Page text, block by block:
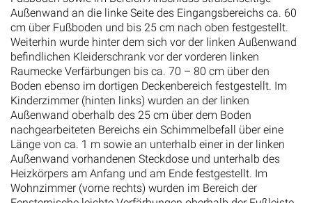
Außenwand an die linke Seite des Eingangsbereichs ca. 60
cm über Fußboden und bis 25 cm nach oben festgestellt.
Weiterhin wurde hinter dem sich vor der linken Außenwand
befindlichen Kleiderschrank vor der vorderen linken
Raumecke Verfärbungen bis ca. 70 – 80 cm über den
Boden ebenso im dortigen Deckenbereich festgestellt. Im
Kinderzimmer (hinten links) wurden an der linken
Außenwand oberhalb des 25 cm über dem Boden
nachgearbeiteten Bereichs ein Schimmelbefall über eine
Länge von ca. 1 m sowie an unterhalb einer in der linken
Außenwand vorhandenen Steckdose und unterhalb des
Heizkörpers am Anfang und am Ende festgestellt. Im
Wohnzimmer (vorne rechts) wurden im Bereich der